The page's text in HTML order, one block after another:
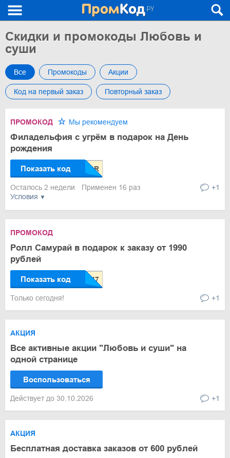
Скидки и промокоды Любовь и
суши
Все Промокоды Акции
Код на первый заказ Повторный заказ
Условия
ПРОМОКОД Мы рекомендуем
Филадельфия с угрём в подарок на День
рождения
Показать код
Осталось 2 недели Применен 16 раз +1
ПРОМОКОД
Ролл Самурай в подарок к заказу от 1990
рублей
Показать код
Только сегодня! +1
АКЦИЯ
Все активные акции "Любовь и суши" на
одной странице
Воспользоваться
Действует до 30.10.2026 +1
АКЦИЯ
Бесплатная доставка заказов от 600 рублей